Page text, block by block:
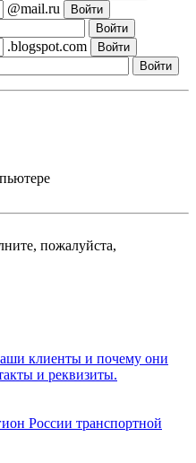
@mail.ru
.blogspot.com
пожалуйста,
клиенты и почему они
и реквизиты.
России транспортной